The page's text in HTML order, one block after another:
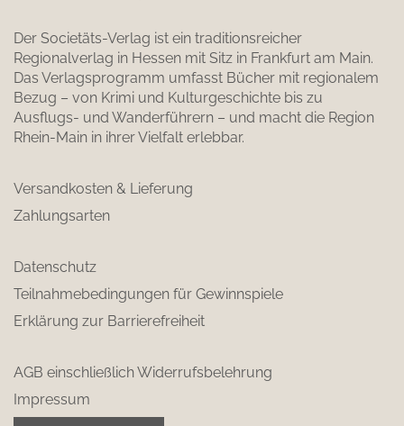
Der Societäts-Verlag ist ein traditionsreicher
Regionalverlag in Hessen mit Sitz in Frankfurt am Main.
Das Verlagsprogramm umfasst Bücher mit regionalem
Bezug – von Krimi und Kulturgeschichte bis zu
Ausflugs- und Wanderführern – und macht die Region
Rhein-Main in ihrer Vielfalt erlebbar.
Versandkosten & Lieferung
Zahlungsarten
Datenschutz
Teilnahmebedingungen für Gewinnspiele
Erklärung zur Barrierefreiheit
AGB einschließlich Widerrufsbelehrung
Impressum